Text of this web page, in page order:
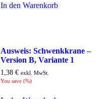
In den Warenkorb
Ausweis: Schwenkkrane –
Version B, Variante 1
1,38 € exkl. MwSt.
You save (%)